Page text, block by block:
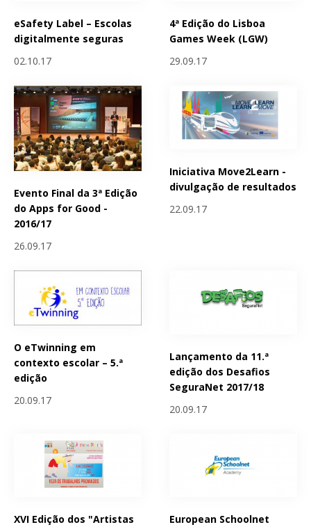
eSafety Label – Escolas
digitalmente seguras
02.10.17
4ª Edição do Lisboa
Games Week (LGW)
29.09.17
Evento Final da 3ª Edição
do Apps for Good -
2016/17
26.09.17
Iniciativa Move2Learn -
divulgação de resultados
22.09.17
O eTwinning em
contexto escolar – 5.ª
edição
20.09.17
Lançamento da 11.ª
edição dos Desafios
SeguraNet 2017/18
20.09.17
XVI Edição dos "Artistas
European Schoolnet